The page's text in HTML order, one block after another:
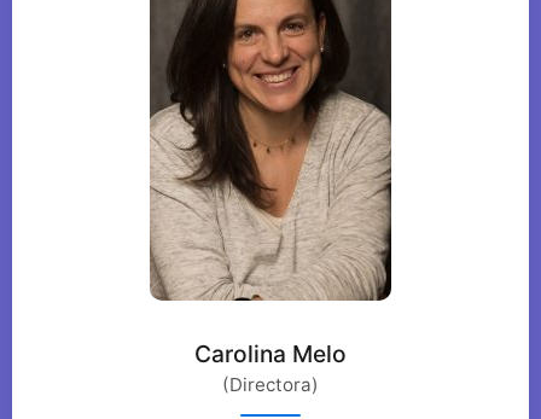
Carolina Melo
(Directora)